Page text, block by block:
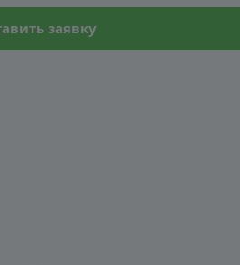
заявку